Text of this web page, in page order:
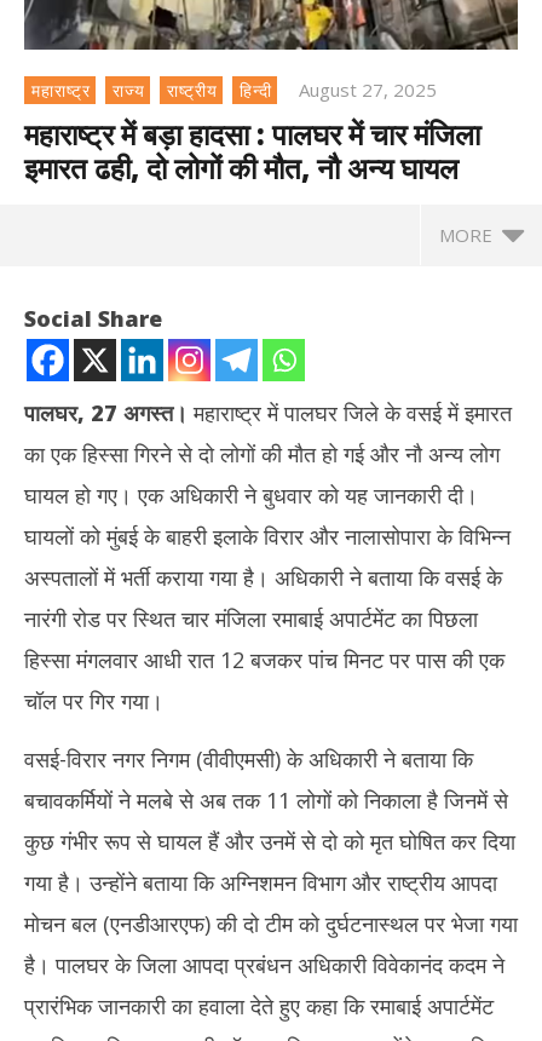
महाराष्ट्र राज्य राष्ट्रीय हिन्दी August 27, 2025
महाराष्ट्र में बड़ा हादसा : पालघर में चार मंजिला
इमारत ढही, दो लोगों की मौत, नौ अन्य घायल
MORE
NOW VIEWING
महाराष्ट्र में बड़ा हादसा : पालघर में चार मंजिला इमारत ढही, दो लोगों की मौत, नौ
अन्य घायल
August
2025
Social Share
पालघर, 27 अगस्त। महाराष्ट्र में पालघर जिले के वसई में इमारत
का एक हिस्सा गिरने से दो लोगों की मौत हो गई और नौ अन्य लोग
घायल हो गए। एक अधिकारी ने बुधवार को यह जानकारी दी।
घायलों को मुंबई के बाहरी इलाके विरार और नालासोपारा के विभिन्न
अस्पतालों में भर्ती कराया गया है। अधिकारी ने बताया कि वसई के
नारंगी रोड पर स्थित चार मंजिला रमाबाई अपार्टमेंट का पिछला
हिस्सा मंगलवार आधी रात 12 बजकर पांच मिनट पर पास की एक
चॉल पर गिर गया।
वसई-विरार नगर निगम (वीवीएमसी) के अधिकारी ने बताया कि
बचावकर्मियों ने मलबे से अब तक 11 लोगों को निकाला है जिनमें से
कुछ गंभीर रूप से घायल हैं और उनमें से दो को मृत घोषित कर दिया
गया है। उन्होंने बताया कि अग्निशमन विभाग और राष्ट्रीय आपदा
मोचन बल (एनडीआरएफ) की दो टीम को दुर्घटनास्थल पर भेजा गया
है। पालघर के जिला आपदा प्रबंधन अधिकारी विवेकानंद कदम ने
प्रारंभिक जानकारी का हवाला देते हुए कहा कि रमाबाई अपार्टमेंट